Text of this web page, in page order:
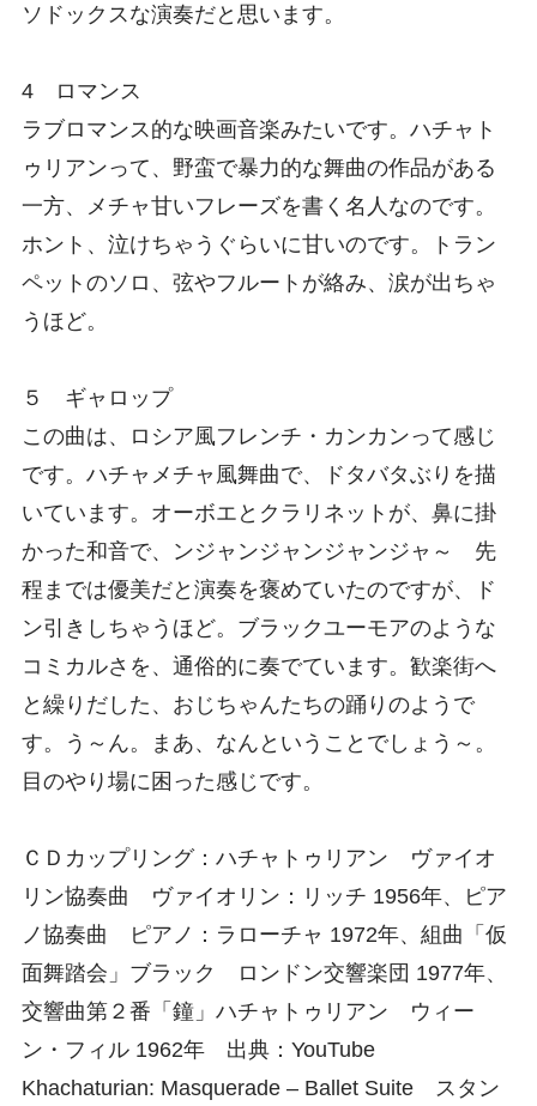
ソドックスな演奏だと思います。
4 ロマンス
ラブロマンス的な映画音楽みたいです。ハチャト
ゥリアンって、野蛮で暴力的な舞曲の作品がある
一方、メチャ甘いフレーズを書く名人なのです。
ホント、泣けちゃうぐらいに甘いのです。トラン
ペットのソロ、弦やフルートが絡み、涙が出ちゃ
うほど。
５ ギャロップ
この曲は、ロシア風フレンチ・カンカンって感じ
です。ハチャメチャ風舞曲で、ドタバタぶりを描
いています。オーボエとクラリネットが、鼻に掛
かった和音で、ンジャンジャンジャンジャ～ 先
程までは優美だと演奏を褒めていたのですが、ド
ン引きしちゃうほど。ブラックユーモアのような
コミカルさを、通俗的に奏でています。歓楽街へ
と繰りだした、おじちゃんたちの踊りのようで
す。う～ん。まあ、なんということでしょう～。
目のやり場に困った感じです。
ＣＤカップリング：ハチャトゥリアン ヴァイオ
リン協奏曲 ヴァイオリン：リッチ 1956年、ピア
ノ協奏曲 ピアノ：ラローチャ 1972年、組曲「仮
面舞踏会」ブラック ロンドン交響楽団 1977年、
交響曲第２番「鐘」ハチャトゥリアン ウィー
ン・フィル 1962年 出典：YouTube
Khachaturian: Masquerade – Ballet Suite スタン